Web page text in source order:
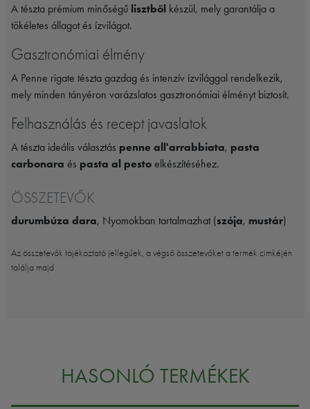
A tészta prémium minőségű lisztből készül, mely garantálja a
tökéletes állagot és ízvilágot.
Gasztronómiai élmény
A Penne rigate tészta gazdag és intenzív ízvilággal rendelkezik,
mely minden tányéron varázslatos gasztronómiai élményt biztosít.
Felhasználás és recept javaslatok
A tészta ideális választás penne all'arrabbiata, pasta
carbonara és pasta al pesto elkészítéséhez.
ÖSSZETEVŐK
durumbúza dara, Nyomokban tartalmazhat (szója, mustár)
Az összetevők tájékoztató jellegűek, a végső összetevőket a termék cimkéjén
találja majd
HASONLÓ TERMÉKEK